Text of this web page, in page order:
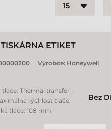
ETIKET
Výrobce: Honeywell
Thermal transfer •
rýchlosť tlače:
tlače: 108 mm
Bez